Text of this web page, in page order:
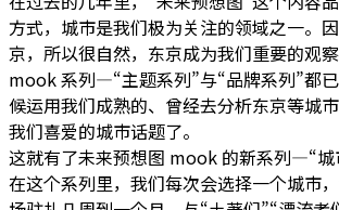
方式，城市是我们极为关注的领域之一。
京，所以很自然，东京成为我们重要的观
mook 系列—“主题系列”与“品牌系列”都
候运用我们成熟的、曾经去分析东京等城
我们喜爱的城市话题了。
这就有了未来预想图 mook 的新系列—“城
在这个系列里，我们每次会选择一个城市